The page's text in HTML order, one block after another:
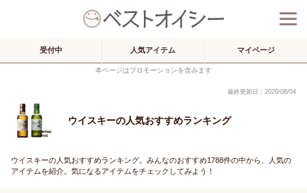
受付中 人気アイテム マイページ
本ページはプロモーションを含みます
最終更新日：2026/08/04
ウイスキーの人気おすすめランキング
ウイスキーの人気おすすめランキング。みんなのおすすめ1788件の中から、人気の
アイテムを紹介。気になるアイテムをチェックしてみよう！